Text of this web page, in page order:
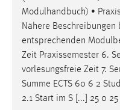
Digitalisierung
Relevanz:
(s. Modulhandbuch) •
Modulhandbuch) •
Nähere Beschreibungen
entsprechenden
Zeit Praxissemester 6.
Vimeo